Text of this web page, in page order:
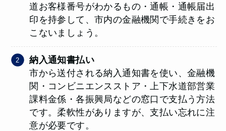
道お客様番号がわかるもの・通帳・通帳届出
印を持参して、市内の金融機関で手続きをお
こないましょう。
納入通知書払い
市から送付される納入通知書を使い、金融機
関・コンビニエンスストア・上下水道部営業
課料金係・各振興局などの窓口で支払う方法
です。柔軟性がありますが、支払い忘れに注
意が必要です。